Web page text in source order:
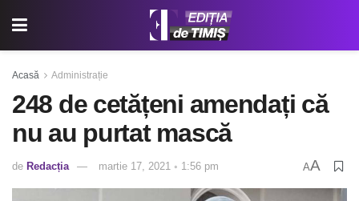
Acasă Administrație
248 de cetățeni amendați că
nu au purtat mască
de Redacția martie 17, 2021 ◦ 1:56 pm AA